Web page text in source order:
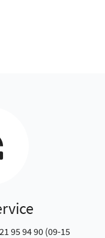
95 94 90 (09-15